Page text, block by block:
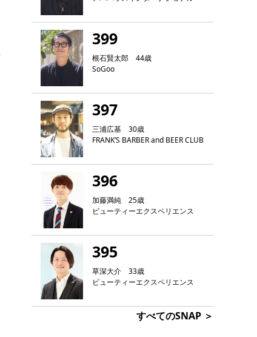
399
根石賢太郎 44歳
SoGoo
397
三浦広基 30歳
FRANK‘S BARBER and BEER CLUB
396
加藤満純 25歳
ビューティーエクスペリエンス
395
草深大介 33歳
ビューティーエクスペリエンス
すべてのSNAP ＞